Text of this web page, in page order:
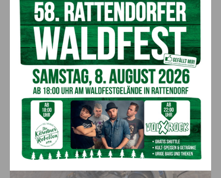
Fahrradaufsatzesfür seinen Sportschaft zu unterstützen. Die
Prothese stammt von einem Hersteller aus den Niederlanden
und soll eine deutliche Verbesserung der Mobilität im Alltag
und beim Sport bringen.